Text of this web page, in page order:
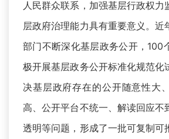
人民群众联系，加强基层行政权力
层政府治理能力具有重要意义。近
部门不断深化基层政务公开，100
极开展基层政务公开标准化规范化
决基层政府存在的公开随意性大
高、公开平台不统一、解读回应不
透明等问题，形成了一批可复制可